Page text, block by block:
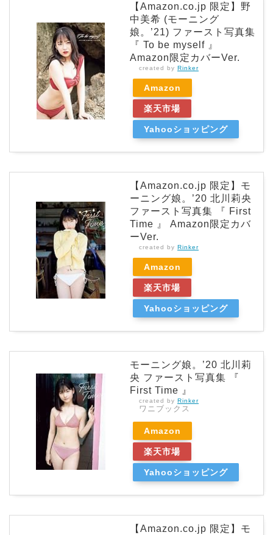
【Amazon.co.jp 限定】野
中美希 (モーニング
娘。’21) ファースト写真集
『 To be myself 』
Amazon限定カバーVer.
created by Rinker
Amazon
楽天市場
Yahooショッピング
【Amazon.co.jp 限定】モ
ーニング娘。’20 北川莉央
ファースト写真集 『 First
Time 』 Amazon限定カバ
ーVer.
created by Rinker
Amazon
楽天市場
Yahooショッピング
モーニング娘。’20 北川莉
央 ファースト写真集 『
First Time 』
created by Rinker
ワニブックス
Amazon
楽天市場
Yahooショッピング
【Amazon.co.jp 限定】モ